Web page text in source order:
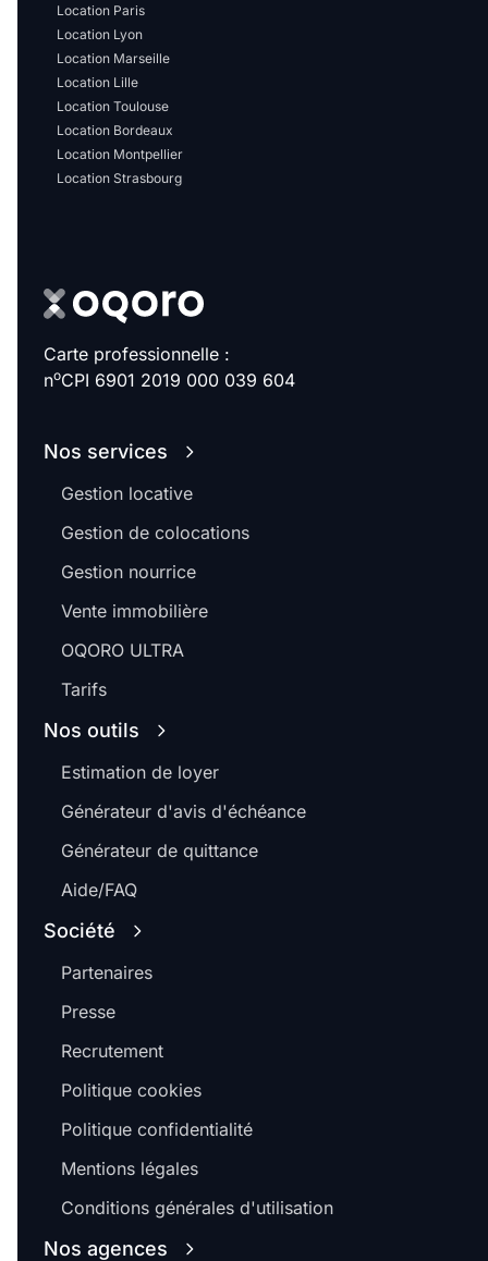
Location Paris
Location Lyon
Location Marseille
Location Lille
Location Toulouse
Location Bordeaux
Location Montpellier
Location Strasbourg
Carte professionnelle :
noCPI 6901 2019 000 039 604
Nos services
Gestion locative
Gestion de colocations
Gestion nourrice
Vente immobilière
OQORO ULTRA
Tarifs
Nos outils
Estimation de loyer
Générateur d'avis d'échéance
Générateur de quittance
Aide/FAQ
Société
Partenaires
Presse
Recrutement
Politique cookies
Politique confidentialité
Mentions légales
Conditions générales d'utilisation
Nos agences